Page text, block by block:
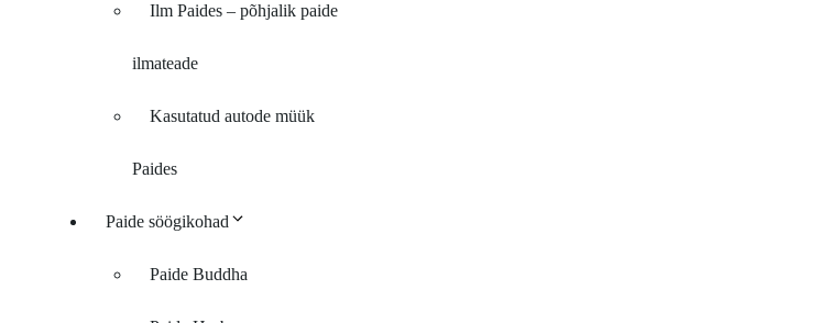
Ilm Paides – põhjalik paide
ilmateade
Kasutatud autode müük
Paides
Paide söögikohad
Paide Buddha